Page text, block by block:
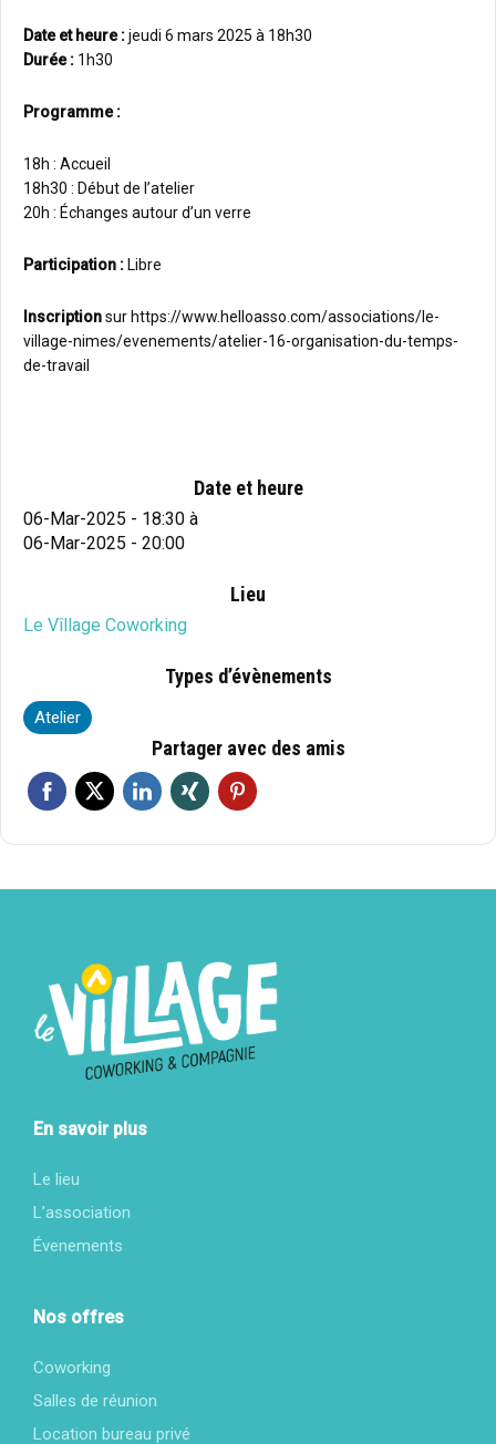
Date et heure :jeudi 6 mars 2025 à 18h30
Durée : 1h30
Programme :
18h : Accueil
18h30 : Début de l’atelier
20h : Échanges autour d’un verre
Participation : Libre
Inscriptionsur https://www.helloasso.com/associations/le-
village-nimes/evenements/atelier-16-organisation-du-temps-
de-travail
Date et heure
06-Mar-2025 - 18:30 à
06-Mar-2025 - 20:00
Lieu
Le Vîllage Coworking
Types d’évènements
Atelier
Partager avec des amis
En savoir plus
Le lieu
L’association
Évenements
Nos offres
Coworking
Salles de réunion
Location bureau privé